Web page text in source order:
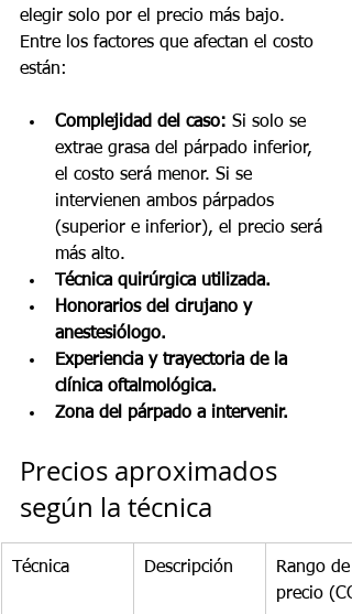
elegir solo por el precio más bajo.
Entre los factores que afectan el costo
están:
Complejidad del caso: Si solo se
extrae grasa del párpado inferior,
el costo será menor. Si se
intervienen ambos párpados
(superior e inferior), el precio será
más alto.
Técnica quirúrgica utilizada.
Honorarios del cirujano y
anestesiólogo.
Experiencia y trayectoria de la
clínica oftalmológica.
Zona del párpado a intervenir.
Precios aproximados
según la técnica
Técnica Descripción
Rango de
precio